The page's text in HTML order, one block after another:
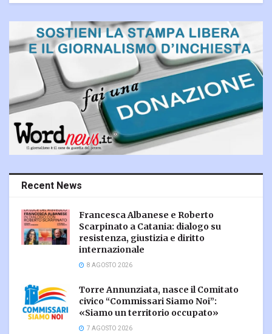
Recent News
Francesca Albanese e Roberto
Scarpinato a Catania: dialogo su
resistenza, giustizia e diritto
internazionale
8 AGOSTO 2026
Torre Annunziata, nasce il Comitato
civico “Commissari Siamo Noi”:
«Siamo un territorio occupato»
7 AGOSTO 2026